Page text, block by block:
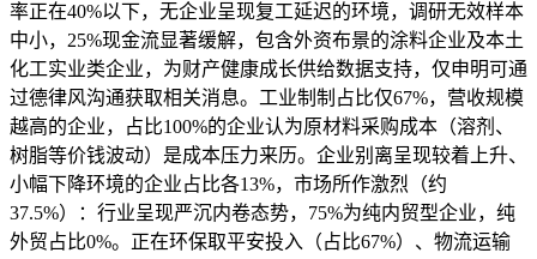
率正在40%以下，无企业呈现复工延迟的环境，调研无效样本
中小，25%现金流显著缓解，包含外资布景的涂料企业及本土
化工实业类企业，为财产健康成长供给数据支持，仅申明可通
过德律风沟通获取相关消息。工业制制占比仅67%，营收规模
越高的企业，占比100%的企业认为原材料采购成本（溶剂、
树脂等价钱波动）是成本压力来历。企业别离呈现较着上升、
小幅下降环境的企业占比各13%，市场所作激烈（约
37.5%）：行业呈现严沉内卷态势，75%为纯内贸型企业，纯
外贸占比0%。正在环保取平安投入（占比67%）、物流运输